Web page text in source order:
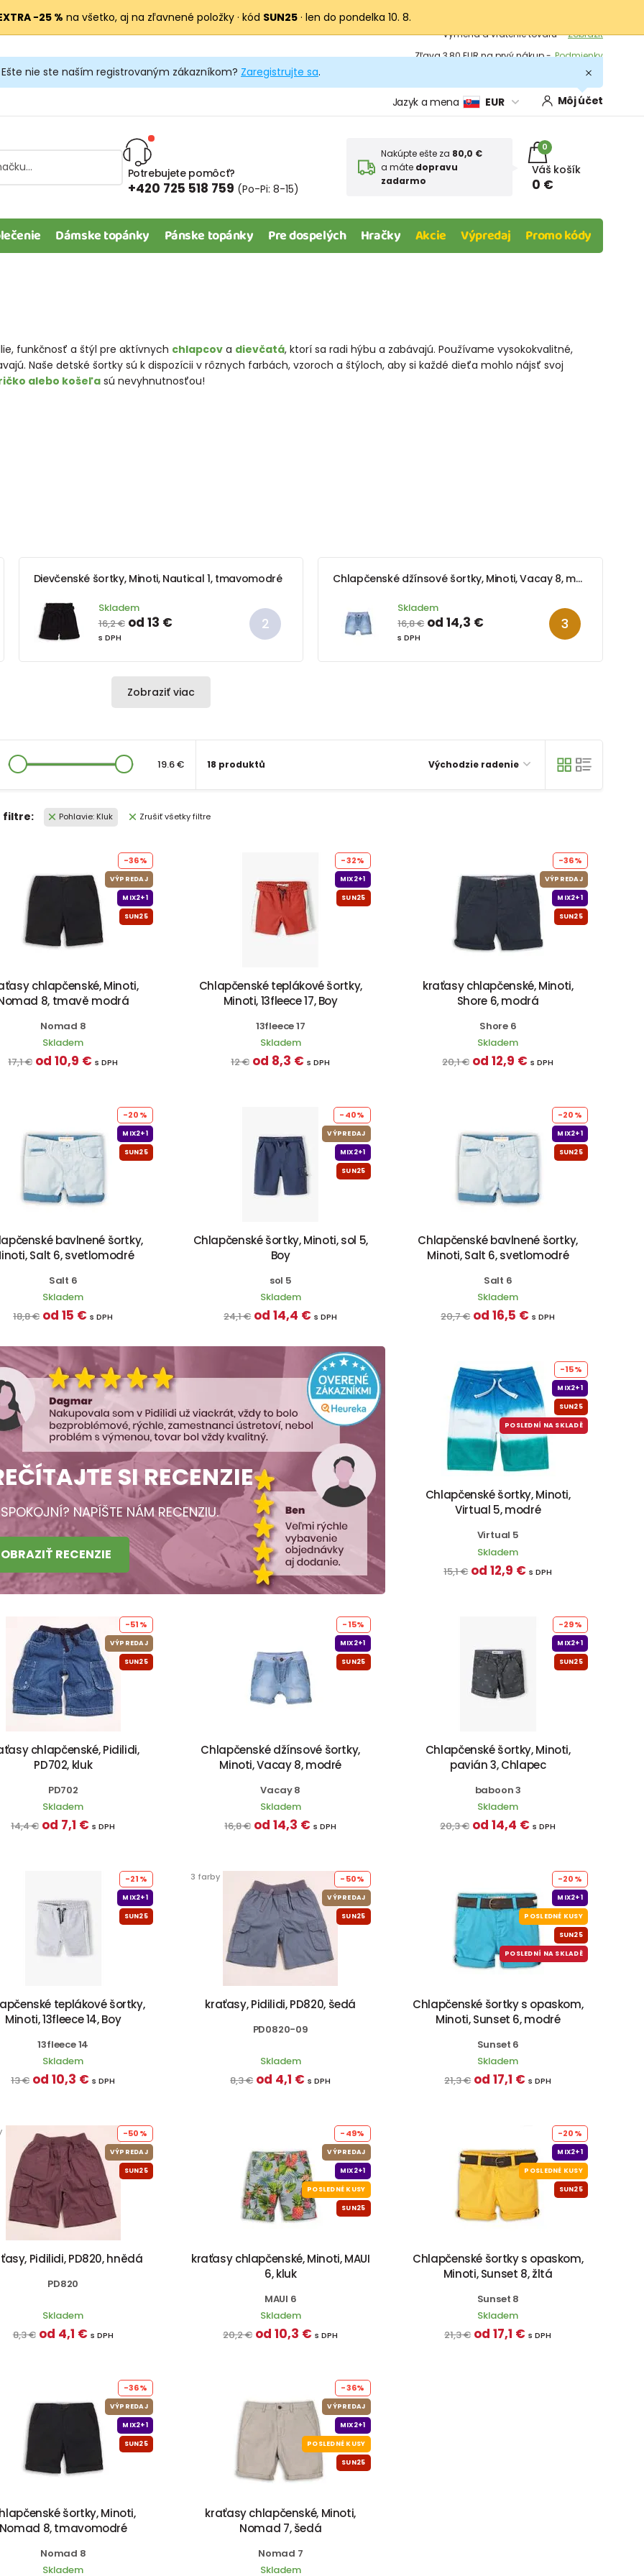
−25 % na všetko, aj na zľavnené položky · kód SUN25 · len do pondelka 10. 8.
Podmienky
Ešte nie ste naším registrovaným zákazníkom? Zaregistrujte sa.
Jazyk a mena EUR Môj účet
Potrebujete pomôcť?
+420 725 518 759 (Po-Pi: 8-15)
Nakúpte ešte za 80,0 €
a máte dopravu
zadarmo
0
Váš košík
0 €
Dámske topánky Pánske topánky Pre dospelých Hračky Akcie Výpredaj Promo kódy
funkčnosť a štýl pre aktívnych chlapcov a dievčatá, ktorí sa radi hýbu a zabávajú. Používame vysokokvalitné,
Naše detské šortky sú k dispozícii v rôznych farbách, vzoroch a štýloch, aby si každé dieťa mohlo nájsť svoj
alebo košeľa sú nevyhnutnosťou!
Dievčenské šortky, Minoti, Nautical 1, tmavomodré
Skladem
16,2 € od 13 €
s DPH
Chlapčenské džínsové šortky, Minoti, Vacay 8, modré
Skladem
16,8 € od 14,3 €
s DPH
Zobraziť viac
18 produktů Východzie radenie
19.6 €
filtre: Pohlavie: Kluk Zrušiť všetky filtre
-36%
VÝPREDAJ
MIX2+1
SUN25
chlapčenské, Minoti,
8, tmavě modrá
Nomad 8
Skladem
17,1 € od 10,9 € s DPH
-32%
MIX2+1
SUN25
Chlapčenské teplákové šortky,
Minoti, 13fleece 17, Boy
13fleece 17
Skladem
12 € od 8,3 € s DPH
-36%
VÝPREDAJ
MIX2+1
SUN25
kraťasy chlapčenské, Minoti,
Shore 6, modrá
Shore 6
Skladem
20,1 € od 12,9 € s DPH
-20%
MIX2+1
SUN25
bavlnené šortky,
Salt 6, svetlomodré
Salt 6
Skladem
18,8 € od 15 € s DPH
-40%
VÝPREDAJ
MIX2+1
SUN25
Chlapčenské šortky, Minoti, sol 5,
Boy
sol 5
Skladem
24,1 € od 14,4 € s DPH
-20%
MIX2+1
SUN25
Chlapčenské bavlnené šortky,
Minoti, Salt 6, svetlomodré
Salt 6
Skladem
20,7 € od 16,5 € s DPH
SI RECENZIE
NAPÍŠTE NÁM RECENZIU.
RECENZIE
-15%
MIX2+1
SUN25
POSLEDNÍ NA SKLADĚ
Chlapčenské šortky, Minoti,
Virtual 5, modré
Virtual 5
Skladem
15,1 € od 12,9 € s DPH
-51%
VÝPREDAJ
SUN25
chlapčenské, Pidilidi,
PD702, kluk
PD702
Skladem
14,4 € od 7,1 € s DPH
-15%
MIX2+1
SUN25
Chlapčenské džínsové šortky,
Minoti, Vacay 8, modré
Vacay 8
Skladem
16,8 € od 14,3 € s DPH
-29%
MIX2+1
SUN25
Chlapčenské šortky, Minoti,
pavián 3, Chlapec
baboon 3
Skladem
20,3 € od 14,4 € s DPH
-21%
MIX2+1
SUN25
teplákové šortky,
Minoti, 13fleece 14, Boy
13fleece 14
Skladem
13 € od 10,3 € s DPH
3 farby -50%
VÝPREDAJ
SUN25
kraťasy, Pidilidi, PD820, šedá
PD0820-09
Skladem
8,3 € od 4,1 € s DPH
-20%
MIX2+1
POSLEDNÉ KUSY
SUN25
POSLEDNÍ NA SKLADĚ
Chlapčenské šortky s opaskom,
Minoti, Sunset 6, modré
Sunset 6
Skladem
21,3 € od 17,1 € s DPH
-50%
VÝPREDAJ
SUN25
Pidilidi, PD820, hnědá
PD820
Skladem
8,3 € od 4,1 € s DPH
-49%
VÝPREDAJ
MIX2+1
POSLEDNÉ KUSY
SUN25
kraťasy chlapčenské, Minoti, MAUI
6, kluk
MAUI 6
Skladem
20,2 € od 10,3 € s DPH
-20%
MIX2+1
POSLEDNÉ KUSY
SUN25
Chlapčenské šortky s opaskom,
Minoti, Sunset 8, žltá
Sunset 8
Skladem
21,3 € od 17,1 € s DPH
-36%
VÝPREDAJ
MIX2+1
SUN25
šortky, Minoti,
8, tmavomodré
Nomad 8
Skladem
-36%
VÝPREDAJ
MIX2+1
POSLEDNÉ KUSY
SUN25
kraťasy chlapčenské, Minoti,
Nomad 7, šedá
Nomad 7
Skladem